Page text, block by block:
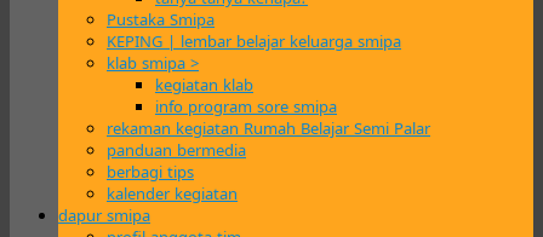
Pustaka Smipa
KEPING | lembar belajar keluarga smipa
klab smipa >
kegiatan klab
info program sore smipa
rekaman kegiatan Rumah Belajar Semi Palar
panduan bermedia
berbagi tips
kalender kegiatan
dapur smipa